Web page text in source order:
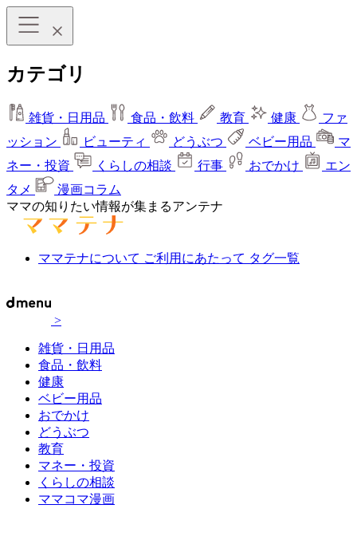
カテゴリ
雑貨・日用品 食品・飲料 教育 健康
ファ
ッション
ビューティ どうぶつ ベビー用品
マ
ネー・投資
くらしの相談 行事 おでかけ
エン
タメ
漫画コラム
ママの知りたい情報が集まるアンテナ
ママテナについて ご利用にあたって タグ一覧
>
雑貨・日用品
食品・飲料
健康
ベビー用品
おでかけ
どうぶつ
教育
マネー・投資
くらしの相談
ママコマ漫画